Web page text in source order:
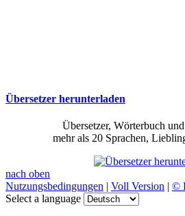
Übersetzer herunterladen
Übersetzer, Wörterbuch
mehr als 20 Sprachen,
nach oben
Nutzungsbedingungen | Voll Version | ©
Select a language